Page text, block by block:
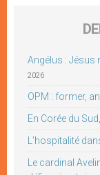
Angélus : Jésus
2026
OPM : former,
En Corée du
L’hospitalité
Le cardinal